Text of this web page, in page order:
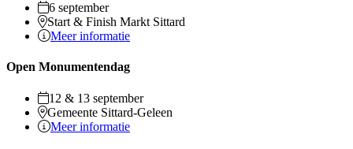
6 september
Start & Finish Markt Sittard
Meer informatie
Open Monumentendag
12 & 13 september
Gemeente Sittard-Geleen
Meer informatie